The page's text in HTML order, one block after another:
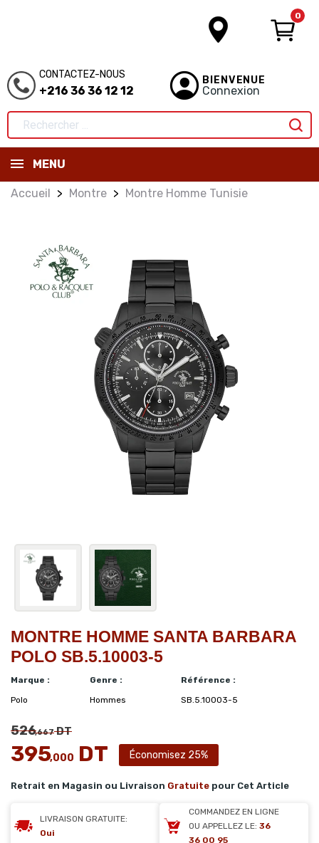
0
CONTACTEZ-NOUS
+216 36 36 12 12
BIENVENUE
Connexion
MENU
Accueil Montre Montre Homme Tunisie
MONTRE HOMME SANTA BARBARA
POLO SB.5.10003-5
Marque :
Polo
Genre :
Hommes
Référence :
SB.5.10003-5
526,667DT
395,000 DT Économisez 25%
Retrait en Magasin ou Livraison Gratuite pour Cet Article
LIVRAISON GRATUITE:
Oui
COMMANDEZ EN LIGNE
OU APPELLEZ LE: 36
36 00 95